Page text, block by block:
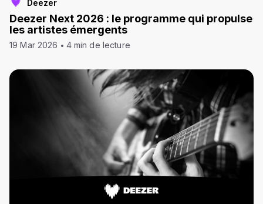
Deezer
Deezer Next 2026 : le programme qui propulse
les artistes émergents
19 Mar 2026 4 min de lecture